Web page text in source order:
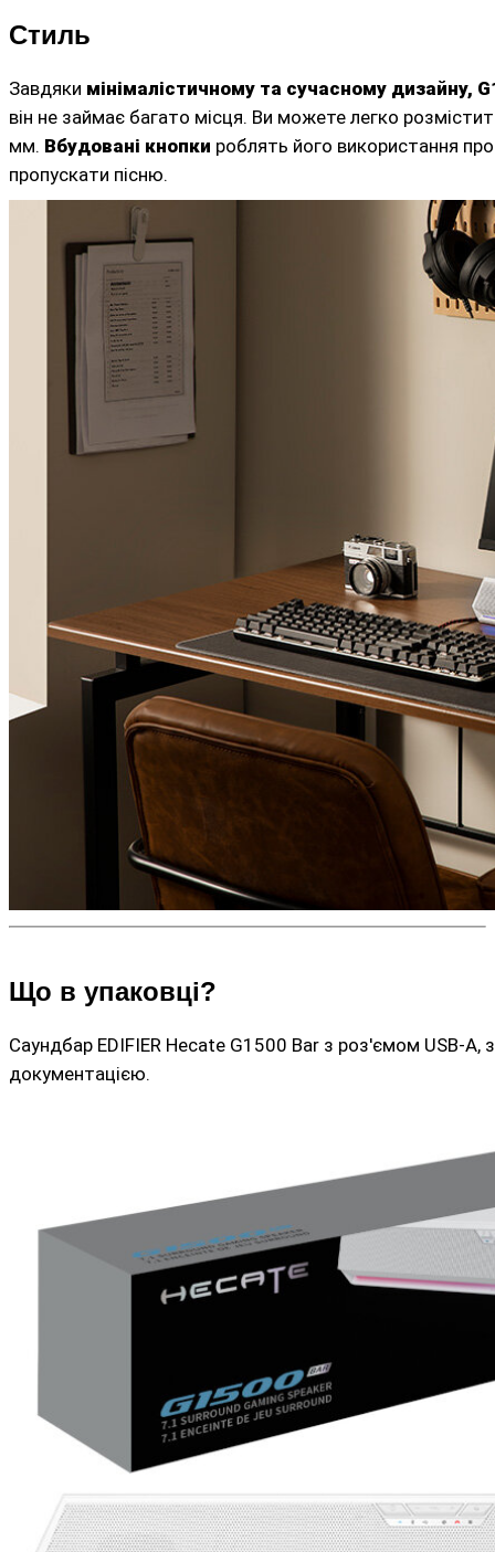
Стиль
Завдяки мінімалістичному та сучасному дизайну,
він не займає багато місця. Ви можете легко
мм. Вбудовані кнопки роблять його використання
пропускати пісню.
Що в упаковці?
Саундбар EDIFIER Hecate G1500 Bar з роз'ємом USB-
документацією.